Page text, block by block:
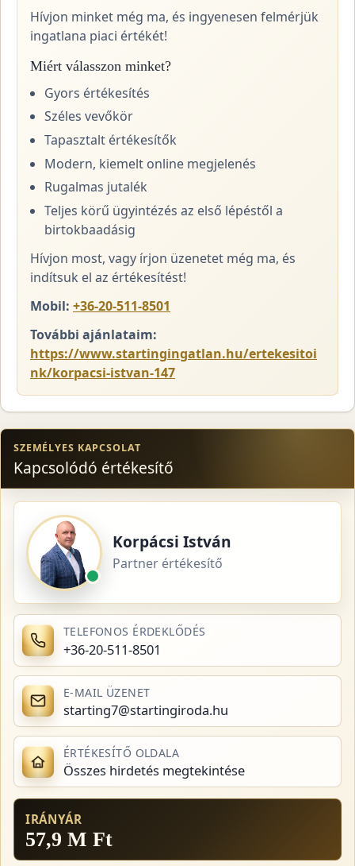
Hívjon minket még ma, és ingyenesen felmérjük
ingatlana piaci értékét!
Miért válasszon minket?
Gyors értékesítés
Széles vevőkör
Tapasztalt értékesítők
Modern, kiemelt online megjelenés
Rugalmas jutalék
Teljes körű ügyintézés az első lépéstől a
birtokbaadásig
Hívjon most, vagy írjon üzenetet még ma, és
indítsuk el az értékesítést!
Mobil: +36-20-511-8501
További ajánlataim:
https://www.startingingatlan.hu/ertekesitoi
nk/korpacsi-istvan-147
SZEMÉLYES KAPCSOLAT
Kapcsolódó értékesítő
Korpácsi István
Partner értékesítő
TELEFONOS ÉRDEKLŐDÉS
+36-20-511-8501
E-MAIL ÜZENET
starting7@startingiroda.hu
ÉRTÉKESÍTŐ OLDALA
Összes hirdetés megtekintése
IRÁNYÁR
57,9 M Ft